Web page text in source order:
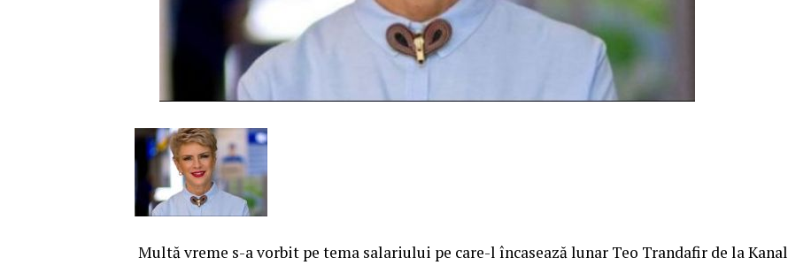
Multă vreme s-a vorbit pe tema salariului pe care-l încasează lunar Teo Trandafir de la Kanal